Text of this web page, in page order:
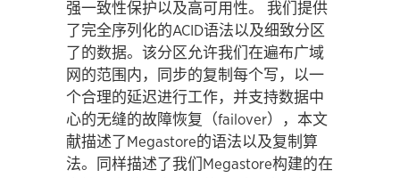
强一致性保护以及高可用性。 我们提供
了完全序列化的ACID语法以及细致分区
了的数据。该分区允许我们在遍布广域
网的范围内，同步的复制每个写，以一
个合理的延迟进行工作，并支持数据中
心的无缝的故障恢复（failover），本文
献描述了Megastore的语法以及复制算
法。同样描述了我们Megastore构建的在